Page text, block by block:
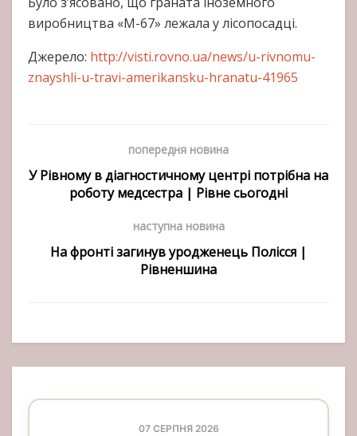
виробництва «М-67» лежала у лісопосадці.
Джерело: http://visti.rovno.ua/news/u-rivnomu-
znayshli-u-travi-amerikansku-hranatu-41965
попередня новина
У Рівному в діагностичному центрі потрібна на
роботу медсестра | Рівне сьогодні
наступна новина
На фронті загинув уродженець Полісся |
Рівненшина
07 СЕРПНЯ 2026